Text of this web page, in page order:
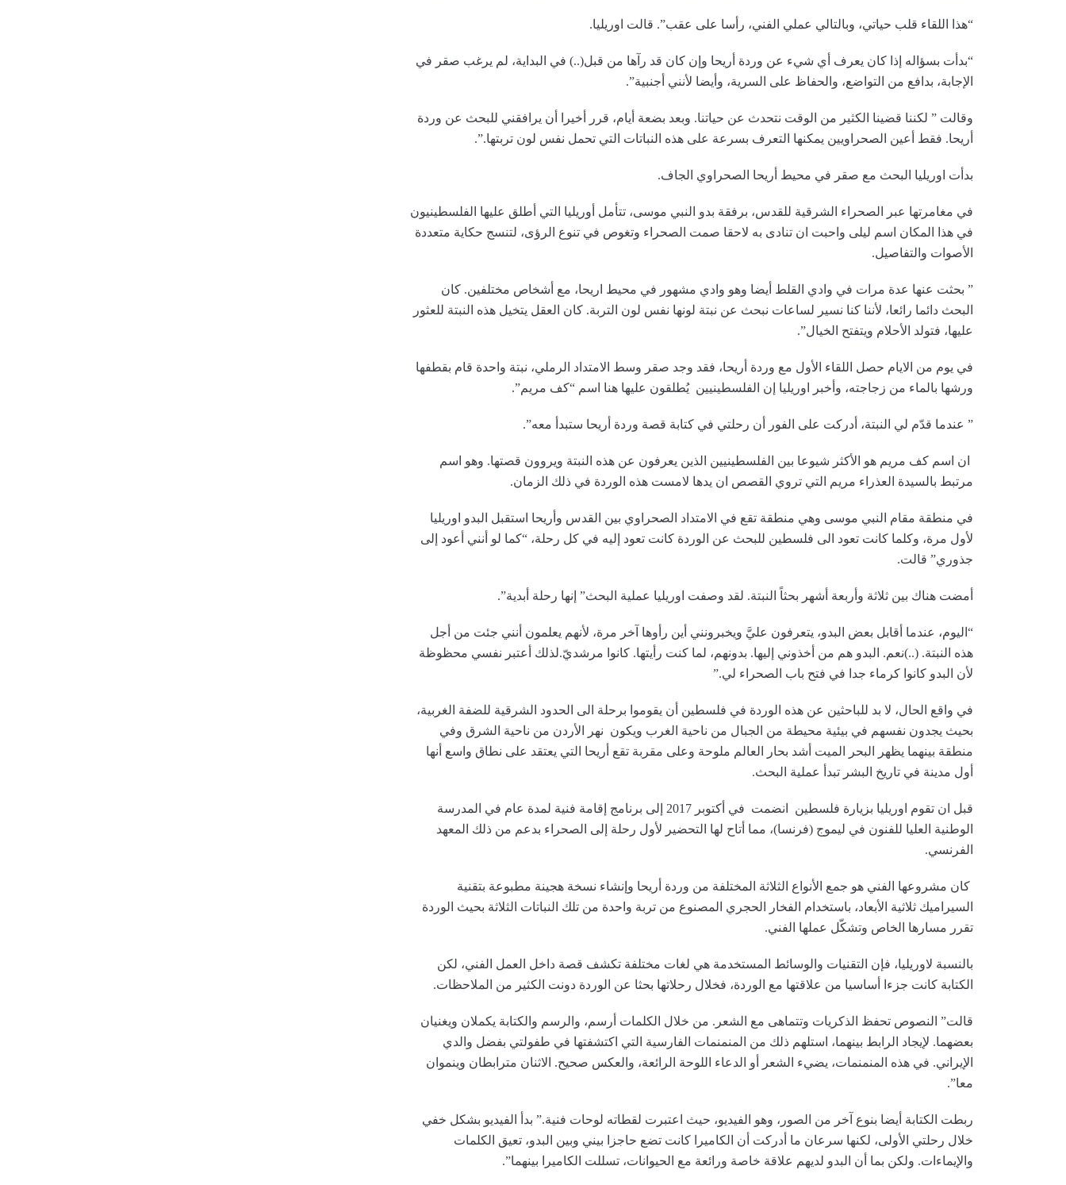
“هذا اللقاء قلب حياتي، وبالتالي عملي الفني، رأسا على عقب”. قالت اوريليا.
“بدأت بسؤاله إذا كان يعرف أي شيء عن وردة أريحا وإن كان قد رآها من قبل(..) في البداية، لم يرغب صقر في
الإجابة، بدافع من التواضع، والحفاظ على السرية، وأيضا لأنني أجنبية”.
وقالت ” لكننا قضينا الكثير من الوقت نتحدث عن حياتنا. وبعد بضعة أيام، قرر أخيرا أن يرافقني للبحث عن وردة
أريحا. فقط أعين الصحراويين يمكنها التعرف بسرعة على هذه النباتات التي تحمل نفس لون تربتها.”.
بدأت اوريليا البحث مع صقر في محيط أريحا الصحراوي الجاف.
في مغامرتها عبر الصحراء الشرقية للقدس، برفقة بدو النبي موسى، تتأمل أوريليا التي أطلق عليها الفلسطينيون
في هذا المكان اسم ليلى واحبت ان تنادى به لاحقا صمت الصحراء وتغوص في تنوع الرؤى، لتنسج حكاية متعددة
الأصوات والتفاصيل.
” بحثت عنها عدة مرات في وادي القلط أيضا وهو وادي مشهور في محيط اريحا، مع أشخاص مختلفين. كان
البحث دائما رائعا، لأننا كنا نسير لساعات نبحث عن نبتة لونها نفس لون التربة. كان العقل يتخيل هذه النبتة للعثور
عليها، فتولد الأحلام ويتفتح الخيال”.
في يوم من الايام حصل اللقاء الأول مع وردة أريحا، فقد وجد صقر وسط الامتداد الرملي، نبتة واحدة قام بقطفها
ورشها بالماء من زجاجته، وأخبر اوريليا إن الفلسطينيين يُطلقون عليها هنا اسم “كف مريم”.
” عندما قدّم لي النبتة، أدركت على الفور أن رحلتي في كتابة قصة وردة أريحا ستبدأ معه”.
ان اسم كف مريم هو الأكثر شيوعا بين الفلسطينيين الذين يعرفون عن هذه النبتة ويروون قصتها. وهو اسم
مرتبط بالسيدة العذراء مريم التي تروي القصص ان يدها لامست هذه الوردة في ذلك الزمان.
في منطقة مقام النبي موسى وهي منطقة تقع في الامتداد الصحراوي بين القدس وأريحا استقبل البدو اوريليا
لأول مرة، وكلما كانت تعود الى فلسطين للبحث عن الوردة كانت تعود إليه في كل رحلة، “كما لو أنني أعود إلى
جذوري” قالت.
أمضت هناك بين ثلاثة وأربعة أشهر بحثاً النبتة. لقد وصفت اوريليا عملية البحث” إنها رحلة أبدية”.
“اليوم، عندما أقابل بعض البدو، يتعرفون عليَّ ويخبرونني أين رأوها آخر مرة، لأنهم يعلمون أنني جئت من أجل
هذه النبتة. (..)نعم. البدو هم من أخذوني إليها. بدونهم، لما كنت رأيتها. كانوا مرشديّ.لذلك أعتبر نفسي محظوظة
لأن البدو كانوا كرماء جدا في فتح باب الصحراء لي.”
في واقع الحال، لا بد للباحثين عن هذه الوردة في فلسطين أن يقوموا برحلة الى الحدود الشرقية للضفة الغربية،
بحيث يجدون نفسهم في بيئية محيطة من الجبال من ناحية الغرب ويكون نهر الأردن من ناحية الشرق وفي
منطقة بينهما يظهر البحر الميت أشد بحار العالم ملوحة وعلى مقربة تقع أريحا التي يعتقد على نطاق واسع أنها
أول مدينة في تاريخ البشر تبدأ عملية البحث.
قبل ان تقوم اوريليا بزيارة فلسطين انضمت في أكتوبر 2017 إلى برنامج إقامة فنية لمدة عام في المدرسة
الوطنية العليا للفنون في ليموج (فرنسا)، مما أتاح لها التحضير لأول رحلة إلى الصحراء بدعم من ذلك المعهد
الفرنسي.
كان مشروعها الفني هو جمع الأنواع الثلاثة المختلفة من وردة أريحا وإنشاء نسخة هجينة مطبوعة بتقنية
السيراميك ثلاثية الأبعاد، باستخدام الفخار الحجري المصنوع من تربة واحدة من تلك النباتات الثلاثة بحيث الوردة
تقرر مسارها الخاص وتشكّل عملها الفني.
بالنسبة لاوريليا، فإن التقنيات والوسائط المستخدمة هي لغات مختلفة تكشف قصة داخل العمل الفني، لكن
الكتابة كانت جزءا أساسيا من علاقتها مع الوردة، فخلال رحلاتها بحثا عن الوردة دونت الكثير من الملاحظات.
قالت” النصوص تحفظ الذكريات وتتماهى مع الشعر. من خلال الكلمات أرسم، والرسم والكتابة يكملان ويغنيان
بعضهما. لإيجاد الرابط بينهما، استلهم ذلك من المنمنمات الفارسية التي اكتشفتها في طفولتي بفضل والدي
الإيراني. في هذه المنمنمات، يضيء الشعر أو الدعاء اللوحة الرائعة، والعكس صحيح. الاثنان مترابطان وينموان
معا”.
ربطت الكتابة أيضا بنوع آخر من الصور، وهو الفيديو، حيث اعتبرت لقطاته لوحات فنية.” بدأ الفيديو بشكل خفي
خلال رحلتي الأولى، لكنها سرعان ما أدركت أن الكاميرا كانت تضع حاجزا بيني وبين البدو، تعيق الكلمات
والإيماءات. ولكن بما أن البدو لديهم علاقة خاصة ورائعة مع الحيوانات، تسللت الكاميرا بينهما”.